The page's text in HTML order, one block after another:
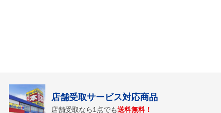
店舗受取サービス対応商品
店舗受取なら1点でも送料無料！